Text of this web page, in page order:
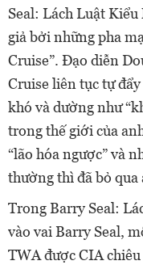
Seal: Lách Luật
giả bởi những pha
Cruise”. Đạo diễn
Cruise liên tục tự
khó và dường như
trong thế giới của
“lão hóa ngược” và
thường thì đã bỏ qua
Trong Barry Seal:
vào vai Barry Seal,
TWA được CIA